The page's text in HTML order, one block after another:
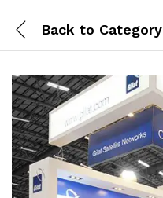
Back to Category